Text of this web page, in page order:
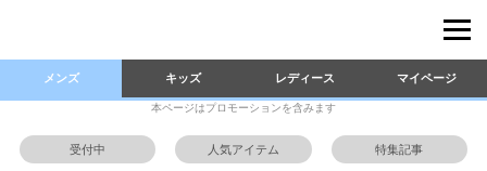
メンズ キッズ レディース マイページ
本ページはプロモーションを含みます
受付中 人気アイテム 特集記事